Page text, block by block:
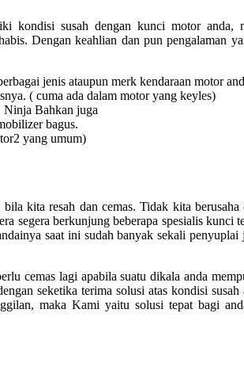
kondisi susah dengan kunci motor anda,
Dengan keahlian dan pun pengalaman
jenis ataupun merk kendaraan motor
( cuma ada dalam motor yang keyles)
Bahkan juga
bagus.
yang umum)
kita resah dan cemas. Tidak kita
segera berkunjung beberapa spesialis kunci
saat ini sudah banyak sekali
cemas lagi apabila suatu dikala anda
seketika terima solusi atas kondisi
maka Kami yaitu solusi tepat bagi